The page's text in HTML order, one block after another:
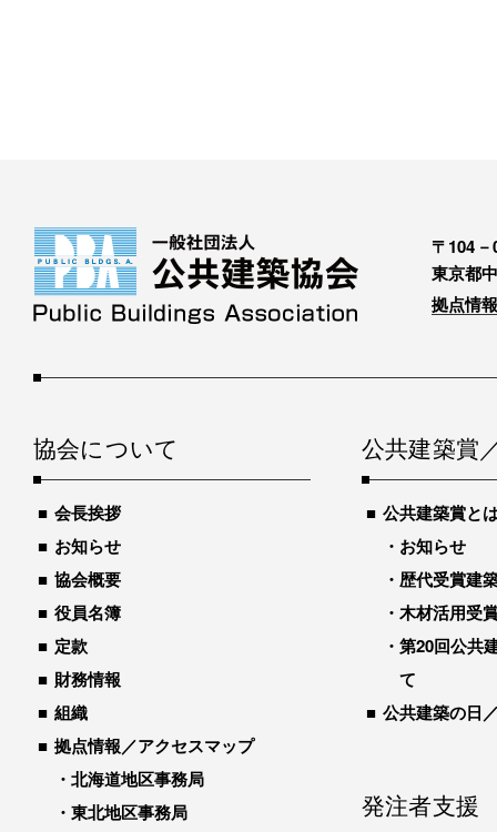
〒104－
東京都
拠点情
協会について
会長挨拶
お知らせ
協会概要
役員名簿
定款
財務情報
組織
拠点情報／アクセスマップ
北海道地区事務局
東北地区事務局
公共建築賞
公共建築賞と
お知らせ
歴代受賞建
木材活用受
第20回公共
て
公共建築の日
発注者支援